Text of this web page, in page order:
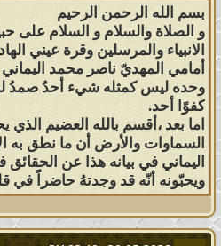
بسم الله الرحمن الرحيم
و الصلاة والسلام و السلام على
الانبياء والمرسلين وقرة عيني
أمامي المهديّ ناصر محمد اليماني
وحده ليس كمثله شيء أحدُ صمدُ لم
كفوًا أحد.
اما بعد ،أقسم بالله العضيم
السماوات والأرض أن ما نطق به
اليماني في بيانه هذا عن
ويحبّونه أنّه قد وجدتهُ حاضراً في